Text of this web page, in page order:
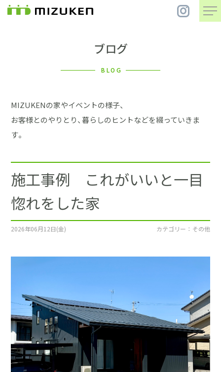
住 宅
まちづくり
会社案内
施工事例
採用情報
ショールーム
ブログ
ブログ
BLOG
MIZUKENの家やイベントの様子、
お客様とのやりとり、暮らしのヒントなどを綴っていきま
す。
施工事例 これがいいと一目
惚れをした家
2026年06月12日(金) カテゴリー ： その他